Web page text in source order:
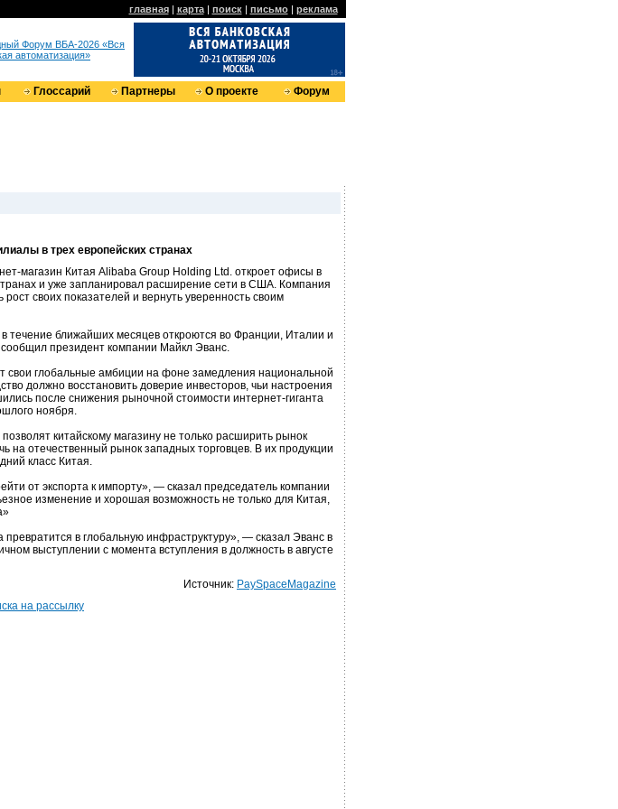
главная| карта| поиск| письмо| реклама
Форум ВБА-2026 «Вся
автоматизация»
Глоссарий Партнеры О проекте Форум
в трех европейских странах
магазин Китая Alibaba Group Holding Ltd. откроет офисы в
и уже запланировал расширение сети в США. Компания
рост своих показателей и вернуть уверенность своим
течение ближайших месяцев откроются во Франции, Италии и
президент компании Майкл Эванс.
свои глобальные амбиции на фоне замедления национальной
должно восстановить доверие инвесторов, чьи настроения
после снижения рыночной стоимости интернет-гиганта
ноября.
китайскому магазину не только расширить рынок
на отечественный рынок западных торговцев. В их продукции
класс Китая.
от экспорта к импорту», — сказал председатель компании
изменение и хорошая возможность не только для Китая,
в глобальную инфраструктуру», — сказал Эванс в
выступлении с момента вступления в должность в августе
Источник: PaySpaceMagazine
на рассылку